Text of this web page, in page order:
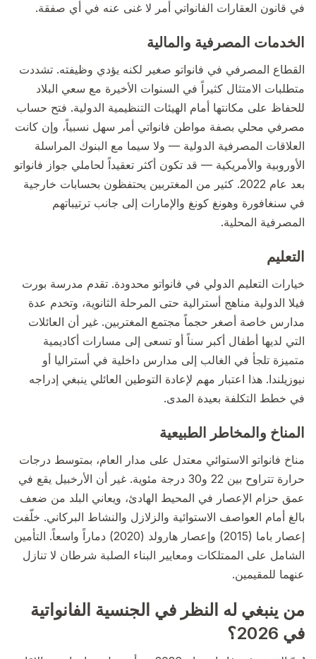
في قانون العقارات الفانواتي أمر لا غنى عنه في أي صفقة.
الخدمات المصرفية والمالية
القطاع المصرفي في فانواتو صغير لكنه يؤدي وظيفته. تشددت
متطلبات الامتثال كثيراً في السنوات الأخيرة مع سعي البلاد
للحفاظ على مكانتها أمام الهيئات التنظيمية الدولية. فتح حساب
مصرفي محلي بصفة مواطن فانواتي أمر سهل نسبياً، وإن كانت
العلاقات المصرفية الدولية — ولا سيما مع البنوك المراسلة
الأوروبية والأمريكية — قد تكون أكثر تعقيداً لحاملي جواز فانواتو
بعد عام 2022. كثير من المغتربين يحتفظون بحسابات خارجية
في سنغافورة وهونغ كونغ والإمارات إلى جانب ترتيباتهم
المصرفية المحلية.
التعليم
خيارات التعليم الدولي في فانواتو محدودة. تقدم مدرسة بورت
فيلا الدولية مناهج أسترالية حتى المرحلة الثانوية، وتخدم عدة
مدارس خاصة أصغر حجماً مجتمع المغتربين. غير أن العائلات
التي لديها أطفال أكبر سناً أو تسعى إلى مسارات أكاديمية
متميزة تلجأ في الغالب إلى مدارس داخلية في أستراليا أو
نيوزيلندا. هذا اعتبار مهم لإعادة التوطين العائلي ينبغي إدراجه
في خطط التكلفة بعيدة المدى.
المناخ والمخاطر الطبيعية
مناخ فانواتو الاستوائي معتدل على مدار العام، بمتوسط درجات
حرارة تتراوح بين 22 و30 درجة مئوية. غير أن الأرخبيل يقع في
عمق حزام الإعصار في المحيط الهادئ، ويعاني البلد من ضعف
بالغ أمام العواصف الاستوائية والزلازل والنشاط البركاني. خلّفت
إعصار باما (2015) وإعصار هارولد (2020) دماراً واسعاً. التأمين
الشامل على الممتلكات ومعايير البناء الصلبة شرطان لا تنازل
عنهما للمقيمين.
من ينبغي له النظر في الجنسية الفانواتية
في 2026؟